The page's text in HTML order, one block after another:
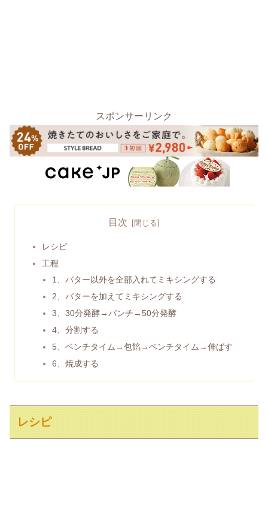
スポンサーリンク
目次
レシピ
工程
1、バター以外を全部入れてミキシングする
2、バターを加えてミキシングする
3、30分発酵→パンチ→50分発酵
4、分割する
5、ベンチタイム→包餡→ベンチタイム→伸ばす
6、焼成する
レシピ